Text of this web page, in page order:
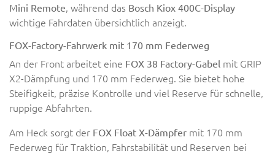
Mini Remote, während das Bosch Kiox 400C-Display
wichtige Fahrdaten übersichtlich anzeigt.
FOX-Factory-Fahrwerk mit 170 mm Federweg
An der Front arbeitet eine FOX 38 Factory-Gabel mit GRIP
X2-Dämpfung und 170 mm Federweg. Sie bietet hohe
Steifigkeit, präzise Kontrolle und viel Reserve für schnelle,
ruppige Abfahrten.
Am Heck sorgt der FOX Float X-Dämpfer mit 170 mm
Federweg für Traktion, Fahrstabilität und Reserven bei